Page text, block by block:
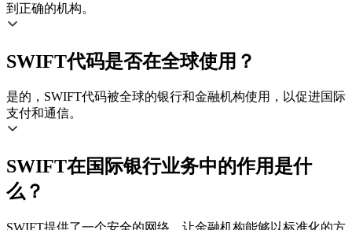
到正确的机构。
SWIFT代码是否在全球使用？
是的，SWIFT代码被全球的银行和金融机构使用，以促进国际
支付和通信。
SWIFT在国际银行业务中的作用是什
么？